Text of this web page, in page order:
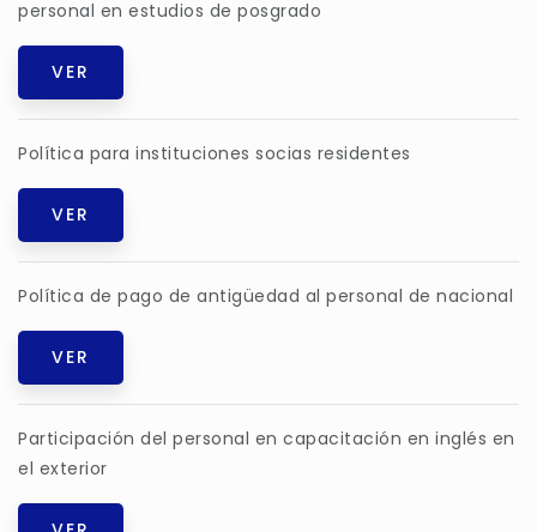
personal en estudios de posgrado
VER
Política para instituciones socias residentes
VER
Política de pago de antigüedad al personal de nacional
VER
Participación del personal en capacitación en inglés en
el exterior